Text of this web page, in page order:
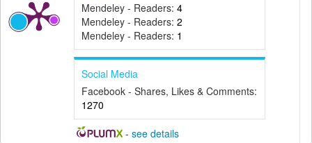
Mendeley - Readers: 4
Mendeley - Readers: 2
Mendeley - Readers: 1
Social Media
Facebook - Shares, Likes & Comments:
1270
- see details